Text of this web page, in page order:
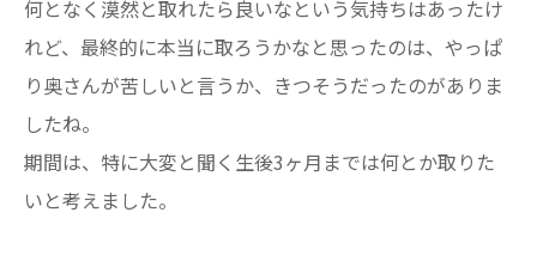
何となく漠然と取れたら良いなという気持ちはあったけ
れど、最終的に本当に取ろうかなと思ったのは、やっぱ
り奥さんが苦しいと言うか、きつそうだったのがありま
したね。
期間は、特に大変と聞く生後3ヶ月までは何とか取りた
いと考えました。